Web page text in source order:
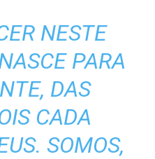
NESTE
PARA
DAS
CADA
SOMOS,